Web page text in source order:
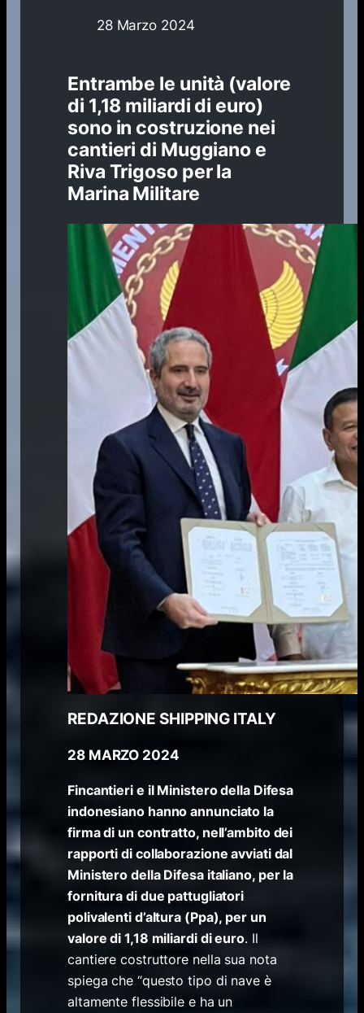
28 Marzo 2024
Entrambe le unità (valore
di 1,18 miliardi di euro)
sono in costruzione nei
cantieri di Muggiano e
Riva Trigoso per la
Marina Militare
REDAZIONE SHIPPING ITALY
28 MARZO 2024
Fincantieri e il Ministero della Difesa
indonesiano hanno annunciato la
firma di un contratto, nell’ambito dei
rapporti di collaborazione avviati dal
Ministero della Difesa italiano, per la
fornitura di due pattugliatori
polivalenti d’altura (Ppa), per un
valore di 1,18 miliardi di euro. Il
cantiere costruttore nella sua nota
spiega che “questo tipo di nave è
altamente flessibile e ha un